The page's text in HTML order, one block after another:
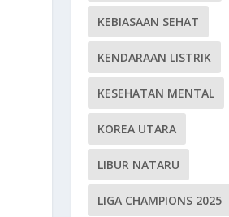
KEBIASAAN SEHAT
KENDARAAN LISTRIK
KESEHATAN MENTAL
KOREA UTARA
LIBUR NATARU
LIGA CHAMPIONS 2025